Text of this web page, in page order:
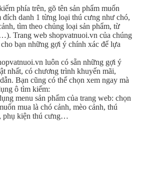
phía trên, gõ tên sản phẩm muốn
đích danh 1 từng loại thú cưng như chó,
tìm theo chủng loại sản phẩm, từ
Trang web shopvatnuoi.vn của chúng
bạn những gợi ý chính xác để lựa
luôn có sẵn những gợi ý
nhất, có chương trình khuyến mãi,
Bạn cũng có thể chọn xem ngay mà
ô tìm kiếm:
menu sản phẩm của trang web: chọn
mua là chó cảnh, mèo cảnh, thú
phụ kiện thú cưng…